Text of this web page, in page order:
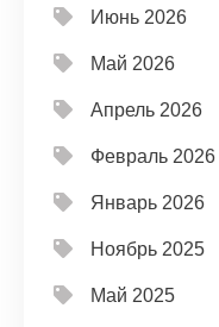
Июнь 2026
Май 2026
Апрель 2026
Февраль 2026
Январь 2026
Ноябрь 2025
Май 2025